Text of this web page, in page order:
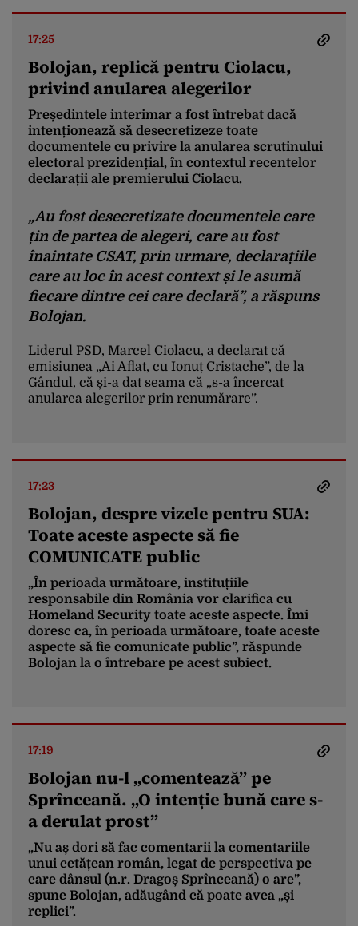
încheiate vor fi menținute, există în
pentru a accesa finanțări europene pe
apărare, exact ca și atunci când se depune
o aplicație de finanțare, trebuie să respecți
regulile. În aceste zile se lucrează la aceste
reguli.
O echipă din România se va deplasa la
Bruxelles pentru a clarifica aceste aspecte,
în așa fel încât să ne putem definitiva
aplicația și în perioada următoare să avem
o estimare a proiectului pe care România
ar dori șă-l depună, a ceea ce putem
finanța din aceste fonduri”, completează
Bolojan.
17:25
Bolojan, replică pentru Ciolacu,
privind anularea alegerilor
Președintele interimar a fost întrebat dacă
intenționează să desecretizeze toate
documentele cu privire la anularea scrutinului
electoral prezidențial, în contextul recentelor
declarații ale premierului Ciolacu.
„Au fost desecretizate documentele care
țin de partea de alegeri, care au fost
înaintate CSAT, prin urmare, declarațiile
care au loc în acest context și le asumă
fiecare dintre cei care declară”, a răspuns
Bolojan.
Liderul PSD, Marcel Ciolacu, a declarat că
emisiunea „Ai Aflat, cu Ionuț Cristache”, de la
Gândul, că și-a dat seama că „s-a încercat
anularea alegerilor prin renumărare”.
17:23
Bolojan, despre vizele pentru SUA:
Toate aceste aspecte să fie
COMUNICATE public
„În perioada următoare, instituțiile
responsabile din România vor clarifica cu
Homeland Security toate aceste aspecte. Îmi
doresc ca, în perioada următoare, toate aceste
aspecte să fie comunicate public”, răspunde
Bolojan la o întrebare pe acest subiect.
17:19
Bolojan nu-l „comentează” pe
Sprînceană. „O intenție bună care s-
a derulat prost”
„Nu aș dori să fac comentarii la comentariile
unui cetățean român, legat de perspectiva pe
care dânsul (n.r. Dragoș Sprînceană) o are”,
spune Bolojan, adăugând că poate avea „și
replici”.